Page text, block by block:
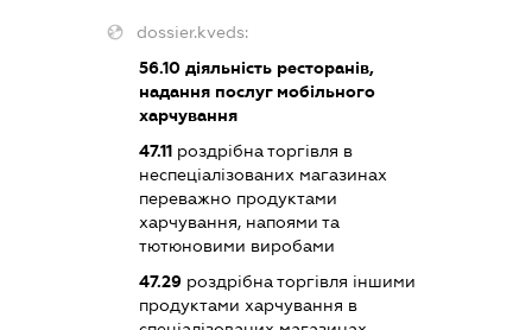
dossier.kveds:
56.10діяльність ресторанів,
надання послуг мобільного
харчування
47.11роздрібна торгівля в
неспеціалізованих магазинах
переважно продуктами
харчування, напоями та
тютюновими виробами
47.29роздрібна торгівля іншими
продуктами харчування в